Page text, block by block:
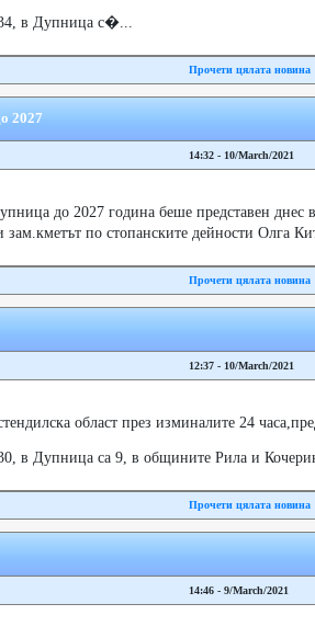
в Дупница с�...
Прочети цялата новина
2027
14:32 - 10/March/2021
до 2027 година беше представен днес в
по стопанските дейности Олга
Прочети цялата новина
12:37 - 10/March/2021
област през изминалите 24
в Дупница са 9, в общините Рила и
Прочети цялата новина
14:46 - 9/March/2021